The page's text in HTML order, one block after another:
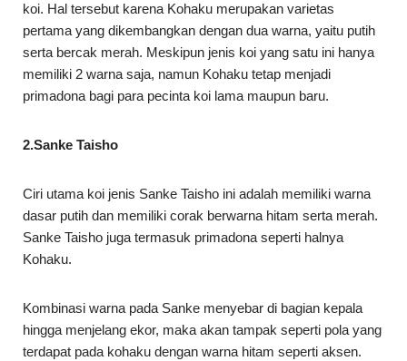
koi. Hal tersebut karena Kohaku merupakan varietas
pertama yang dikembangkan dengan dua warna, yaitu putih
serta bercak merah. Meskipun jenis koi yang satu ini hanya
memiliki 2 warna saja, namun Kohaku tetap menjadi
primadona bagi para pecinta koi lama maupun baru.
2.Sanke Taisho
Ciri utama koi jenis Sanke Taisho ini adalah memiliki warna
dasar putih dan memiliki corak berwarna hitam serta merah.
Sanke Taisho juga termasuk primadona seperti halnya
Kohaku.
Kombinasi warna pada Sanke menyebar di bagian kepala
hingga menjelang ekor, maka akan tampak seperti pola yang
terdapat pada kohaku dengan warna hitam seperti aksen.